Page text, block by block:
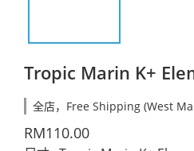
Tropic Marin K+
全店，Free Shipping (West
RM110.00